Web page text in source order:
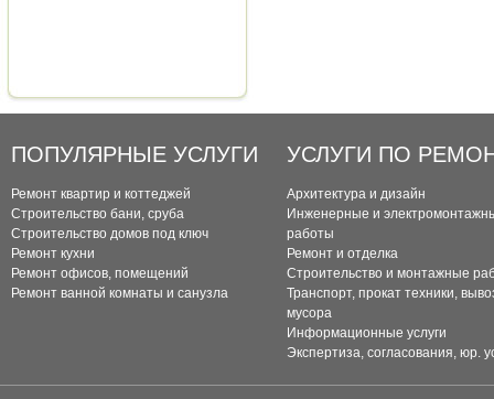
ПОПУЛЯРНЫЕ УСЛУГИ
Ремонт квартир и коттеджей
Строительство бани, сруба
Строительство домов под ключ
Ремонт кухни
Ремонт офисов, помещений
Ремонт ванной комнаты и санузла
УСЛУГИ ПО
Архитектура и дизайн
Инженерные и
работы
Ремонт и отделка
Строительство и монтажные
Транспорт, прокат техники,
мусора
Информационные услуги
Экспертиза, согласования, юр.